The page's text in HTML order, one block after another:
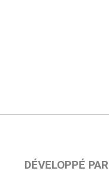
DÉVELOPPÉ PAR